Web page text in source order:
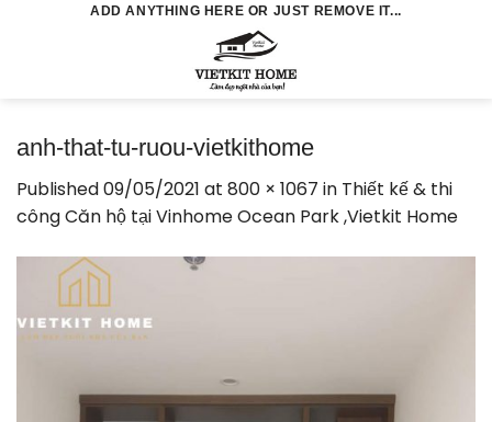
ADD ANYTHING HERE OR JUST REMOVE IT...
anh-that-tu-ruou-vietkithome
Published09/05/2021 at 800 × 1067 in Thiết kế & thi
công Căn hộ tại Vinhome Ocean Park ,Vietkit Home